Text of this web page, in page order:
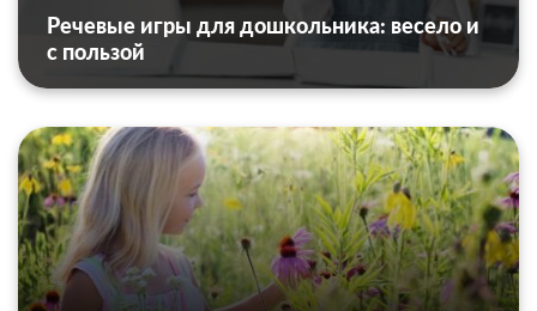
Речевые игры для дошкольника: весело и
с пользой